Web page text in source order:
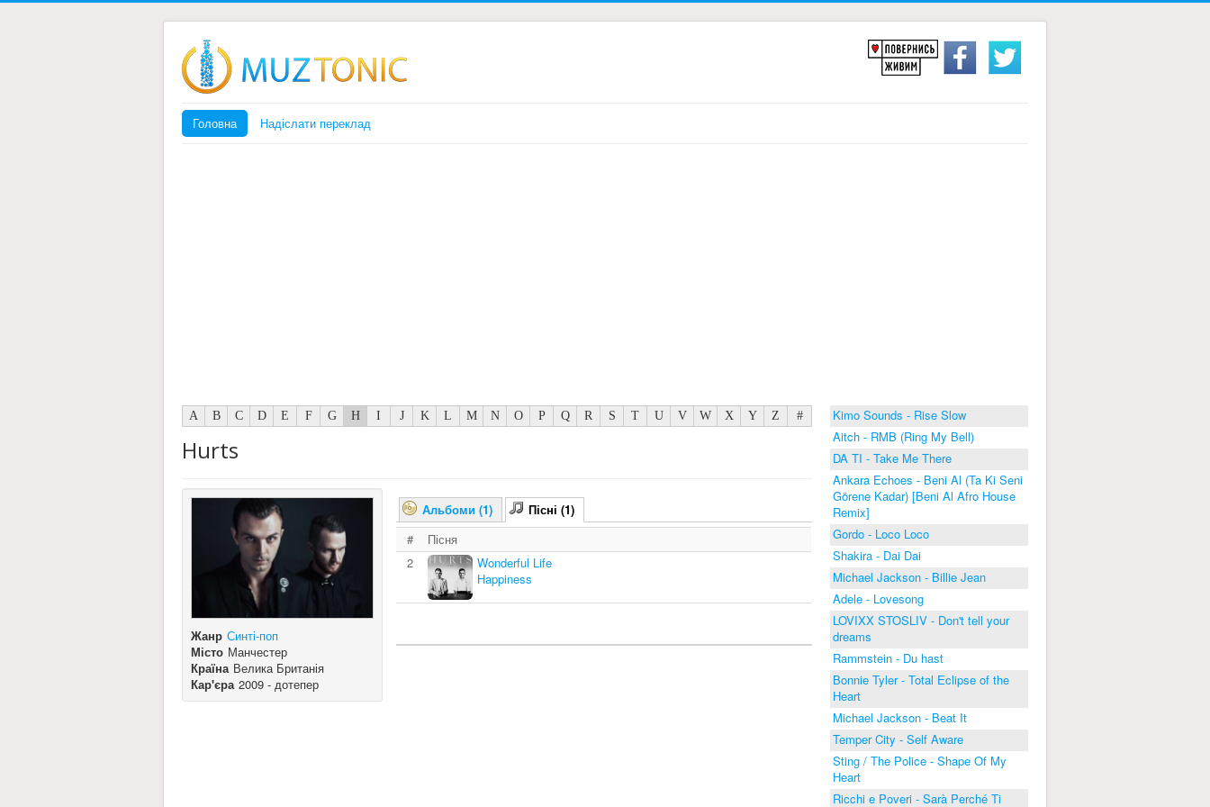
Головна Надіслати переклад
A B C D E F G H I J K L M N O P Q R S T U V W X Y Z #
Hurts
Жанр Синті-поп
Місто Манчестер
Країна Велика Британія
Кар'єра 2009 - дотепер
Альбоми (1)
Пісні (1)
#
Пісня
2
Wonderful Life
Happiness
Kimo Sounds - Rise Slow
Aitch - RMB (Ring My Bell)
DA TI - Take Me There
Ankara Echoes - Beni Al (Ta Ki Seni
Görene Kadar) [Beni Al Afro House
Remix]
Gordo - Loco Loco
Shakira - Dai Dai
Michael Jackson - Billie Jean
Adele - Lovesong
LOVIXX STOSLIV - Don't tell your
dreams
Rammstein - Du hast
Bonnie Tyler - Total Eclipse of the
Heart
Michael Jackson - Beat It
Temper City - Self Aware
Sting / The Police - Shape Of My
Heart
Ricchi e Poveri - Sarà Perché Ti